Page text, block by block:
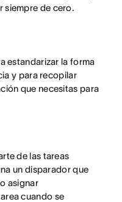
siempre de cero.
estandarizar la forma
y para recopilar
que necesitas para
de las tareas
un disparador que
asignar
cuando se